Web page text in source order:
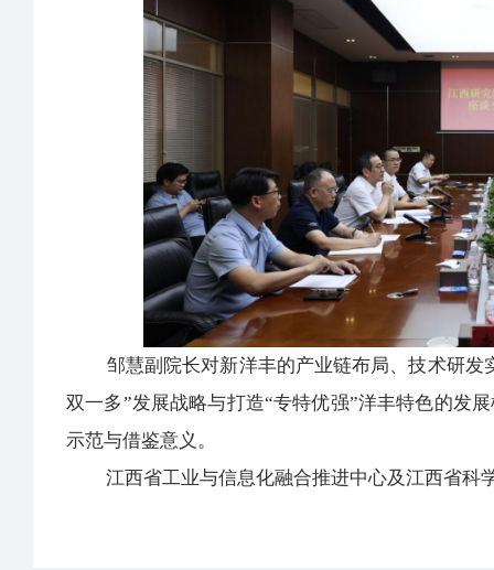
邹慧副院长对新洋丰的产业链布局、技术研发
双一多”发展战略与打造“专特优强”洋丰特色的发
示范与借鉴意义。
江西省工业与信息化融合推进中心及江西省科